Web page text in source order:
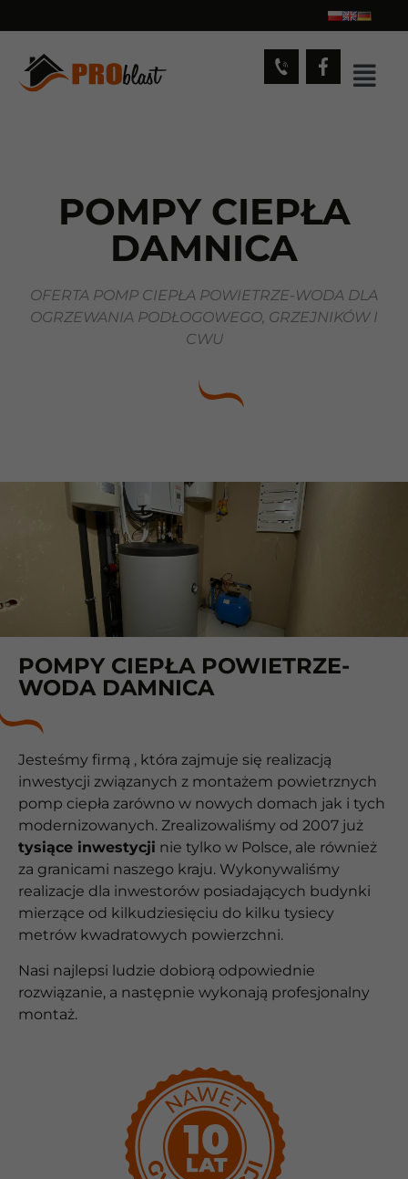
POMPY CIEPŁA
DAMNICA
OFERTA POMP CIEPŁA POWIETRZE-WODA DLA
OGRZEWANIA PODŁOGOWEGO, GRZEJNIKÓW I
CWU
POMPY CIEPŁA POWIETRZE-
WODA DAMNICA
Jesteśmy firmą , która zajmuje się realizacją
inwestycji związanych z montażem powietrznych
pomp ciepła zarówno w nowych domach jak i tych
modernizowanych. Zrealizowaliśmy od 2007 już
tysiące inwestycji nie tylko w Polsce, ale również
za granicami naszego kraju. Wykonywaliśmy
realizacje dla inwestorów posiadających budynki
mierzące od kilkudziesięciu do kilku tysiecy
metrów kwadratowych powierzchni.
Nasi najlepsi ludzie dobiorą odpowiednie
rozwiązanie, a następnie wykonają profesjonalny
montaż.